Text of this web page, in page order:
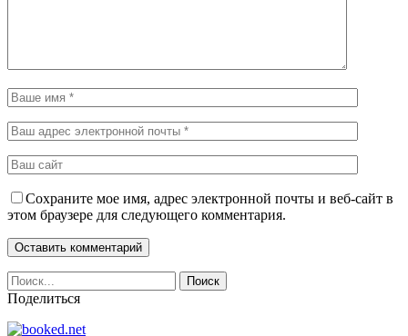
Сохраните мое имя, адрес электронной почты и веб-сайт в
этом браузере для следующего комментария.
Поделиться